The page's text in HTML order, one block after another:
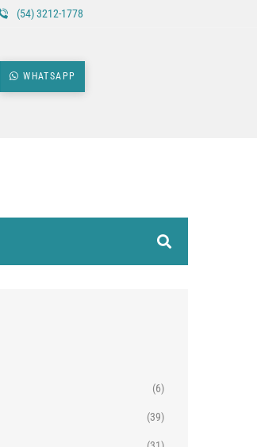
(54) 3212-1778
WHATSAPP
(6)
(39)